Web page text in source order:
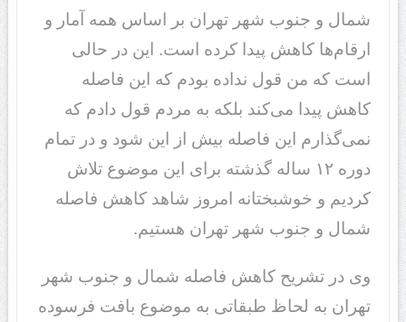
شمال و جنوب شهر تهران بر اساس همه آمار و
ارقام‌ها کاهش پیدا کرده است. این در حالی
است که من قول نداده بودم که این فاصله
کاهش پیدا می‌کند بلکه به مردم قول دادم که
نمی‌گذارم این فاصله بیش از این شود و در تمام
دوره ۱۲ ساله گذشته برای این موضوع تلاش
کردیم و خوشبختانه امروز شاهد کاهش فاصله
شمال و جنوب شهر تهران هستیم.
وی در تشریح کاهش فاصله شمال و جنوب شهر
تهران به لحاظ طبقاتی به موضوع بافت فرسوده